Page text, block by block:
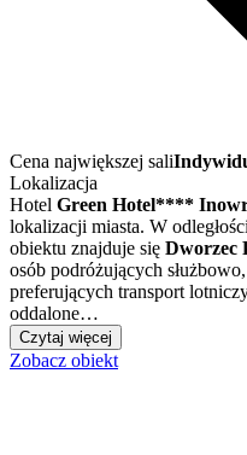
Cena największej sali
Lokalizacja
Hotel Green Hotel****
lokalizacji miasta. W
obiektu znajduje się Dworzec
osób podróżujących
preferujących transport
oddalone…
Czytaj więcej
Zobacz obiekt